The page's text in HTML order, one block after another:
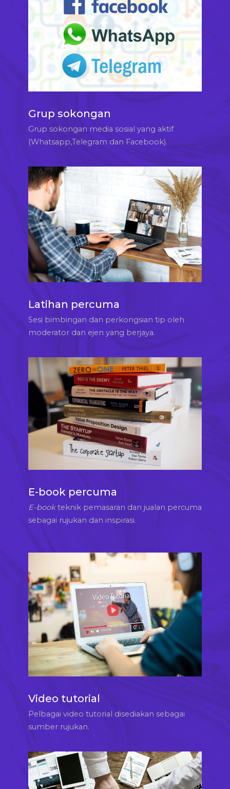
Grup sokongan
Grup sokongan media sosial yang aktif
(Whatsapp,Telegram dan Facebook).
Latihan percuma
Sesi bimbingan dan perkongsian tip oleh
moderator dan ejen yang berjaya.
E-book percuma
E-bookteknik pemasaran dan jualan percuma
sebagai rujukan dan inspirasi.
Video tutorial
Pelbagai video tutorial disediakan sebagai
sumber rujukan.